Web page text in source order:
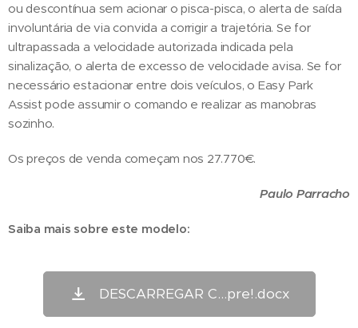
ou descontínua sem acionar o pisca-pisca, o alerta de saída
involuntária de via convida a corrigir a trajetória. Se for
ultrapassada a velocidade autorizada indicada pela
sinalização, o alerta de excesso de velocidade avisa. Se for
necessário estacionar entre dois veículos, o Easy Park
Assist pode assumir o comando e realizar as manobras
sozinho.
Os preços de venda começam nos 27.770€.
Paulo Parracho
Saiba mais sobre este modelo:
DESCARREGAR C...pre!.docx